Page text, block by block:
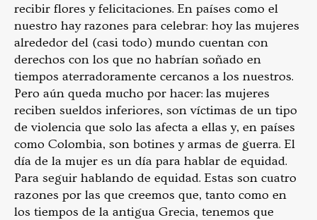
recibir flores y felicitaciones. En países como el
nuestro hay razones para celebrar: hoy las mujeres
alrededor del (casi todo) mundo cuentan con
derechos con los que no habrían soñado en
tiempos aterradoramente cercanos a los nuestros.
Pero aún queda mucho por hacer: las mujeres
reciben sueldos inferiores, son víctimas de un tipo
de violencia que solo las afecta a ellas y, en países
como Colombia, son botines y armas de guerra. El
día de la mujer es un día para hablar de equidad.
Para seguir hablando de equidad. Estas son cuatro
razones por las que creemos que, tanto como en
los tiempos de la antigua Grecia, tenemos que